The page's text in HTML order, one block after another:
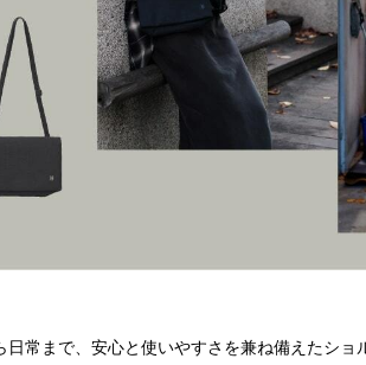
日常まで、安心と使いやすさを兼ね備えたショ